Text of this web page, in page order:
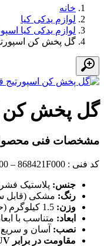
خانه
لوازم یدکی کیا
لوازم یدکی کیا
گل پخش کن
گل پخش کن
مشخصات فنی
کد فنی : 868311F000 – 868321F000 – 868411F000 – 868421F000
جنس: پلاستیک
رنگ: مشکی (قابل
وزن:
ابعاد: متناسب با
نصب: آسان و
مقاومت در برابر UV: